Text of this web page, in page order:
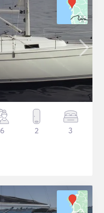
6 2 3